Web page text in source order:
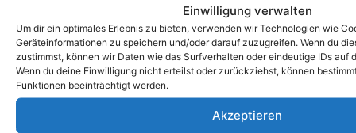
Einwilligung verwalten
Um dir ein optimales Erlebnis zu bieten, verwenden wir Technologien wie
Geräteinformationen zu speichern und/oder darauf zuzugreifen. Wenn du
zustimmst, können wir Daten wie das Surfverhalten oder eindeutige IDs auf
Wenn du deine Einwilligung nicht erteilst oder zurückziehst, können
Funktionen beeinträchtigt werden.
Akzeptieren
So startest du erfolgreich durch und wirst zum
Dein Tech-Startup auf Erfolgskurs bringen Du hast eine
Weiterlesen